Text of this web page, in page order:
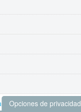
Opciones de privacidad